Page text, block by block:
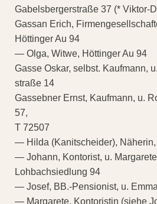
Gabelsbergerstraße 37 (* Viktor-
Gassan Erich,
Höttinger Au 94
— Olga, Witwe, Höttinger Au 94
Gasse Oskar, selbst. Kaufmann,
straße 14
Gassebner Ernst, Kaufmann, u.
57,
T 72507
— Hilda (Kanitscheider), Näherin,
— Johann, Kontorist, u.
Lohbachsiedlung 94
— Josef, BB.-Pensionist, u.
— Margarete, Kontoristin (siehe